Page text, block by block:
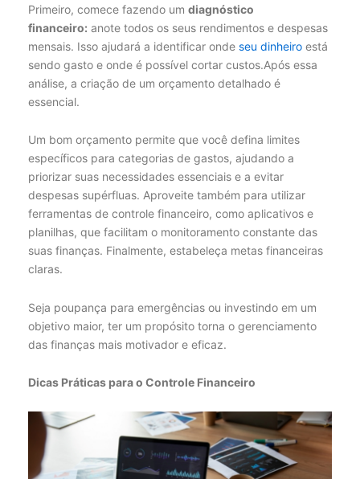
Primeiro, comece fazendo um diagnóstico
financeiro: anote todos os seus rendimentos e despesas
mensais. Isso ajudará a identificar onde seu dinheiroestá
sendo gasto e onde é possível cortar custos.Após essa
análise, a criação de um orçamento detalhado é
essencial.
Um bom orçamento permite que você defina limites
específicos para categorias de gastos, ajudando a
priorizar suas necessidades essenciais e a evitar
despesas supérfluas. Aproveite também para utilizar
ferramentas de controle financeiro, como aplicativos e
planilhas, que facilitam o monitoramento constante das
suas finanças. Finalmente, estabeleça metas financeiras
claras.
Seja poupança para emergências ou investindo em um
objetivo maior, ter um propósito torna o gerenciamento
das finanças mais motivador e eficaz.
Dicas Práticas para o Controle Financeiro